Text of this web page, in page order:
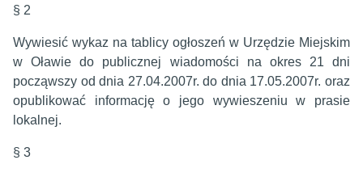
§ 2
Wywiesić wykaz na tablicy ogłoszeń w Urzędzie Miejskim
w Oławie do publicznej wiadomości na okres 21 dni
począwszy od dnia 27.04.2007r. do dnia 17.05.2007r. oraz
opublikować informację o jego wywieszeniu w prasie
lokalnej.
§ 3